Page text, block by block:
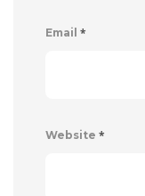
Email *
Website *